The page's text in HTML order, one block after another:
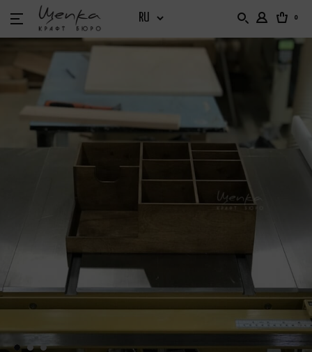
БАРНЫЙ ИНВЕНТАРЬ
БАРНЫЙ ОРГАНАЙЗЕР
БАРНЫЕ ВИТРИНЫ
НАБОРНОЕ МЕНЮ. ХОЛДЕРЫ. ТАБЛИЧКИ
0